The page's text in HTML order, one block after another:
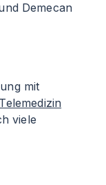
Demecan
mit
Telemedizin
viele